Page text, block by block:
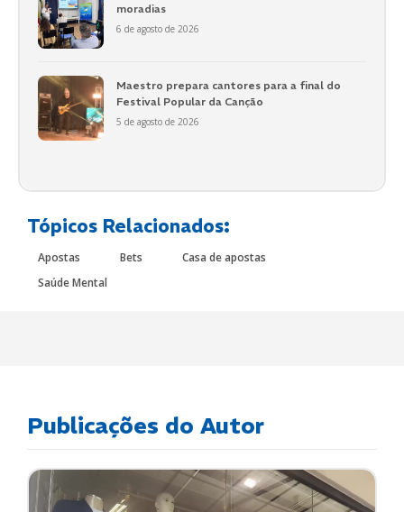
moradias
6 de agosto de 2026
Maestro prepara cantores para a final do
Festival Popular da Canção
5 de agosto de 2026
Tópicos Relacionados:
Apostas Bets
Casa de apostas
Saúde Mental
Publicações do Autor